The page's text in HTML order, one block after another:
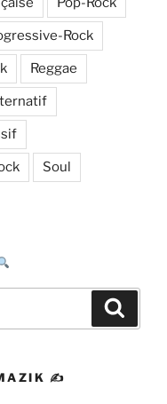
Rock
Reggae
Soul
✍